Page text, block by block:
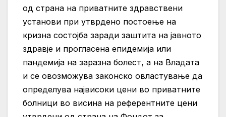
од страна на приватните здравствени
установи при утврдено постоење на
кризна состојба заради заштита на јавното
здравје и прогласена епидемија или
пандемија на заразна болест, а на Владата
и се овозможува законско овластување да
определува највисоки цени во приватните
болници во висина на референтните цени